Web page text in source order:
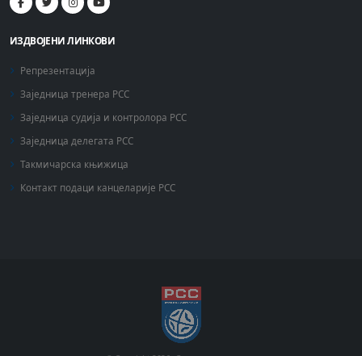
ИЗДВОЈЕНИ ЛИНКОВИ
Репрезентација
Заједница тренера РСС
Заједница судија и контролора РСС
Заједница делегата РСС
Такмичарска књижица
Контакт подаци канцеларије РСС